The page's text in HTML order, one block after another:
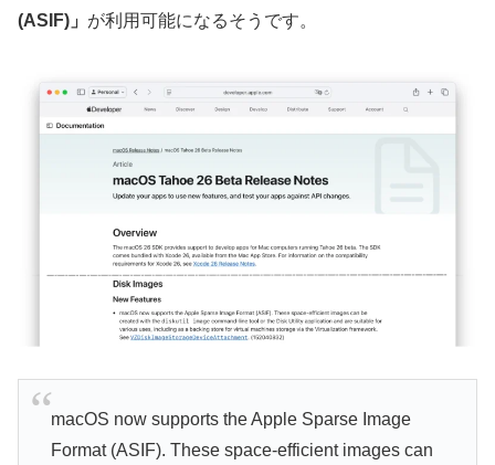
(ASIF)」 が利用可能になるそうです。
macOS now supports the Apple Sparse Image
Format (ASIF). These space-efficient images can